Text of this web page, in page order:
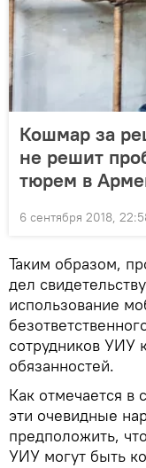
Кошмар за
не решит
тюрем в
6 сентября 2018,
Таким образом,
дел
использование
сотрудников УИУ
обязанностей.
Как отмечается в
эти очевидные
предположить,
УИУ могут быть